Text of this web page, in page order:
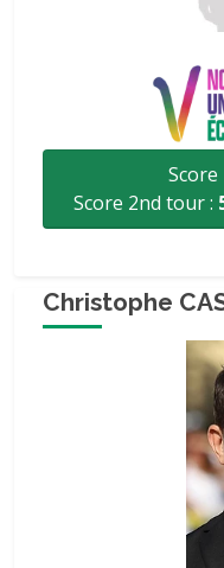
Score 2nd tour :
Christophe